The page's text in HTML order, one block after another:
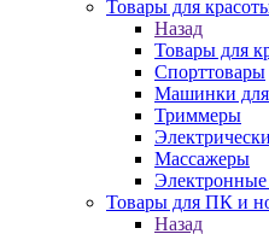
Товары для
Назад
Товары для
Спорттовары
Машинки для
Триммеры
Массажеры
Товары для ПК и
Назад